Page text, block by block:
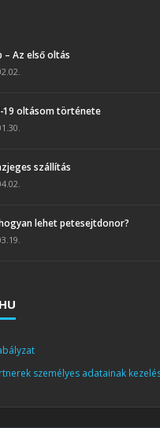
– Az első oltás
19 oltásom története
szállítás
lehet petesejtdonor?
személyes adatainak